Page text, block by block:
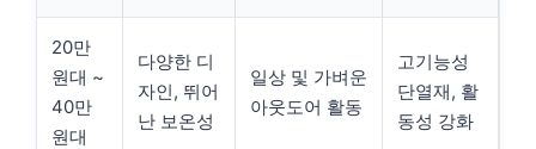
20만
원대 ~
40만
원대
다양한 디
자인, 뛰어
난 보온성
일상 및 가벼운
아웃도어 활동
고기능성
단열재, 활
동성 강화